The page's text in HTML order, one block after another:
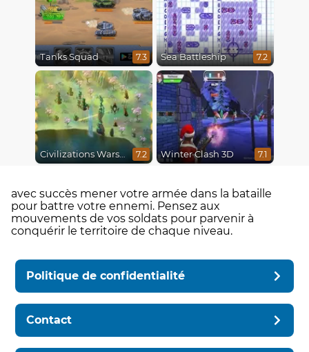
Tanks Squad 7.3 Sea Battleship 7.2
Civilizations Wars Master Edition 7.2 Winter Clash 3D 7.1
avec succès mener votre armée dans la bataille
pour battre votre ennemi. Pensez aux
mouvements de vos soldats pour parvenir à
conquérir le territoire de chaque niveau.
Politique de confidentialité
Contact